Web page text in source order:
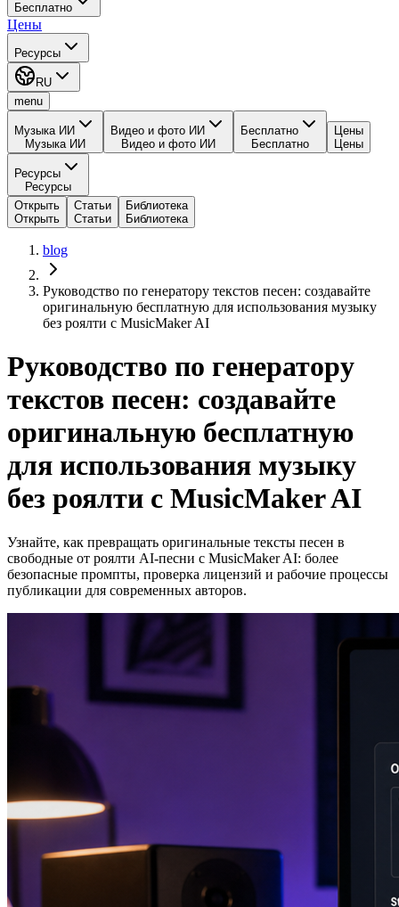
Бесплатно
Цены
Ресурсы
RU
menu
Музыка ИИ
Музыка ИИ
Видео и фото ИИ
Видео и фото ИИ
Бесплатно
Бесплатно
Цены
Цены
Ресурсы
Ресурсы
Открыть
Открыть
Статьи
Статьи
Библиотека
Библиотека
blog
Руководство по генератору текстов песен: создавайте
оригинальную бесплатную для использования музыку
без роялти с MusicMaker AI
Руководство по генератору
текстов песен: создавайте
оригинальную бесплатную
для использования музыку
без роялти с MusicMaker AI
Узнайте, как превращать оригинальные тексты песен в
свободные от роялти AI-песни с MusicMaker AI: более
безопасные промпты, проверка лицензий и рабочие процессы
публикации для современных авторов.